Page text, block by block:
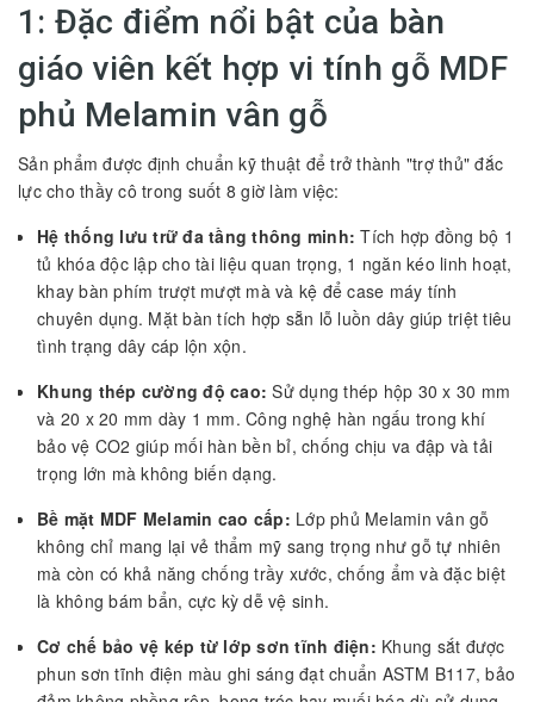
1: Đặc điểm nổi bật của bàn
giáo viên kết hợp vi tính gỗ MDF
phủ Melamin vân gỗ
Sản phẩm được định chuẩn kỹ thuật để trở thành "trợ thủ" đắc
lực cho thầy cô trong suốt 8 giờ làm việc:
Hệ thống lưu trữ đa tầng thông minh: Tích hợp đồng bộ 1
tủ khóa độc lập cho tài liệu quan trọng, 1 ngăn kéo linh hoạt,
khay bàn phím trượt mượt mà và kệ để case máy tính
chuyên dụng. Mặt bàn tích hợp sẵn lỗ luồn dây giúp triệt tiêu
tình trạng dây cáp lộn xộn.
Khung thép cường độ cao: Sử dụng thép hộp 30 x 30 mm
và 20 x 20 mm dày 1 mm. Công nghệ hàn ngấu trong khí
bảo vệ CO2 giúp mối hàn bền bỉ, chống chịu va đập và tải
trọng lớn mà không biến dạng.
Bề mặt MDF Melamin cao cấp: Lớp phủ Melamin vân gỗ
không chỉ mang lại vẻ thẩm mỹ sang trọng như gỗ tự nhiên
mà còn có khả năng chống trầy xước, chống ẩm và đặc biệt
là không bám bẩn, cực kỳ dễ vệ sinh.
Cơ chế bảo vệ kép từ lớp sơn tĩnh điện: Khung sắt được
phun sơn tĩnh điện màu ghi sáng đạt chuẩn ASTM B117, bảo